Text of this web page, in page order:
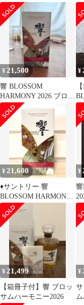
Harmony 2023
¥ 21,500
響 BLOSSOM
HARMONY 2026 ブロッ
サム ハーモニー 新品
¥
¥ 21,600
♦︎サントリー 響
BLOSSOM HARMONY
2026 ブロッサムハーモ
ニー
¥
響
¥ 21,499
【箱冊子付】響 ブロッ
サムハーモニー2026
¥